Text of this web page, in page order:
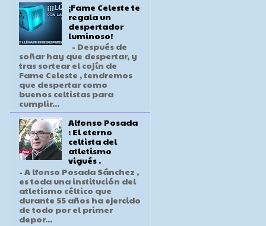
¡Fame Celeste te
regala un
despertador
luminoso!
- Después de
soñar hay que despertar, y
tras sortear el cojín de
Fame Celeste , tendremos
que despertar como
buenos celtistas para
cumplir...
Alfonso Posada
: El eterno
celtista del
atletismo
vigués .
- A lfonso Posada Sánchez ,
es toda una institución del
atletismo céltico que
durante 55 años ha ejercido
de todo por el primer
depor...